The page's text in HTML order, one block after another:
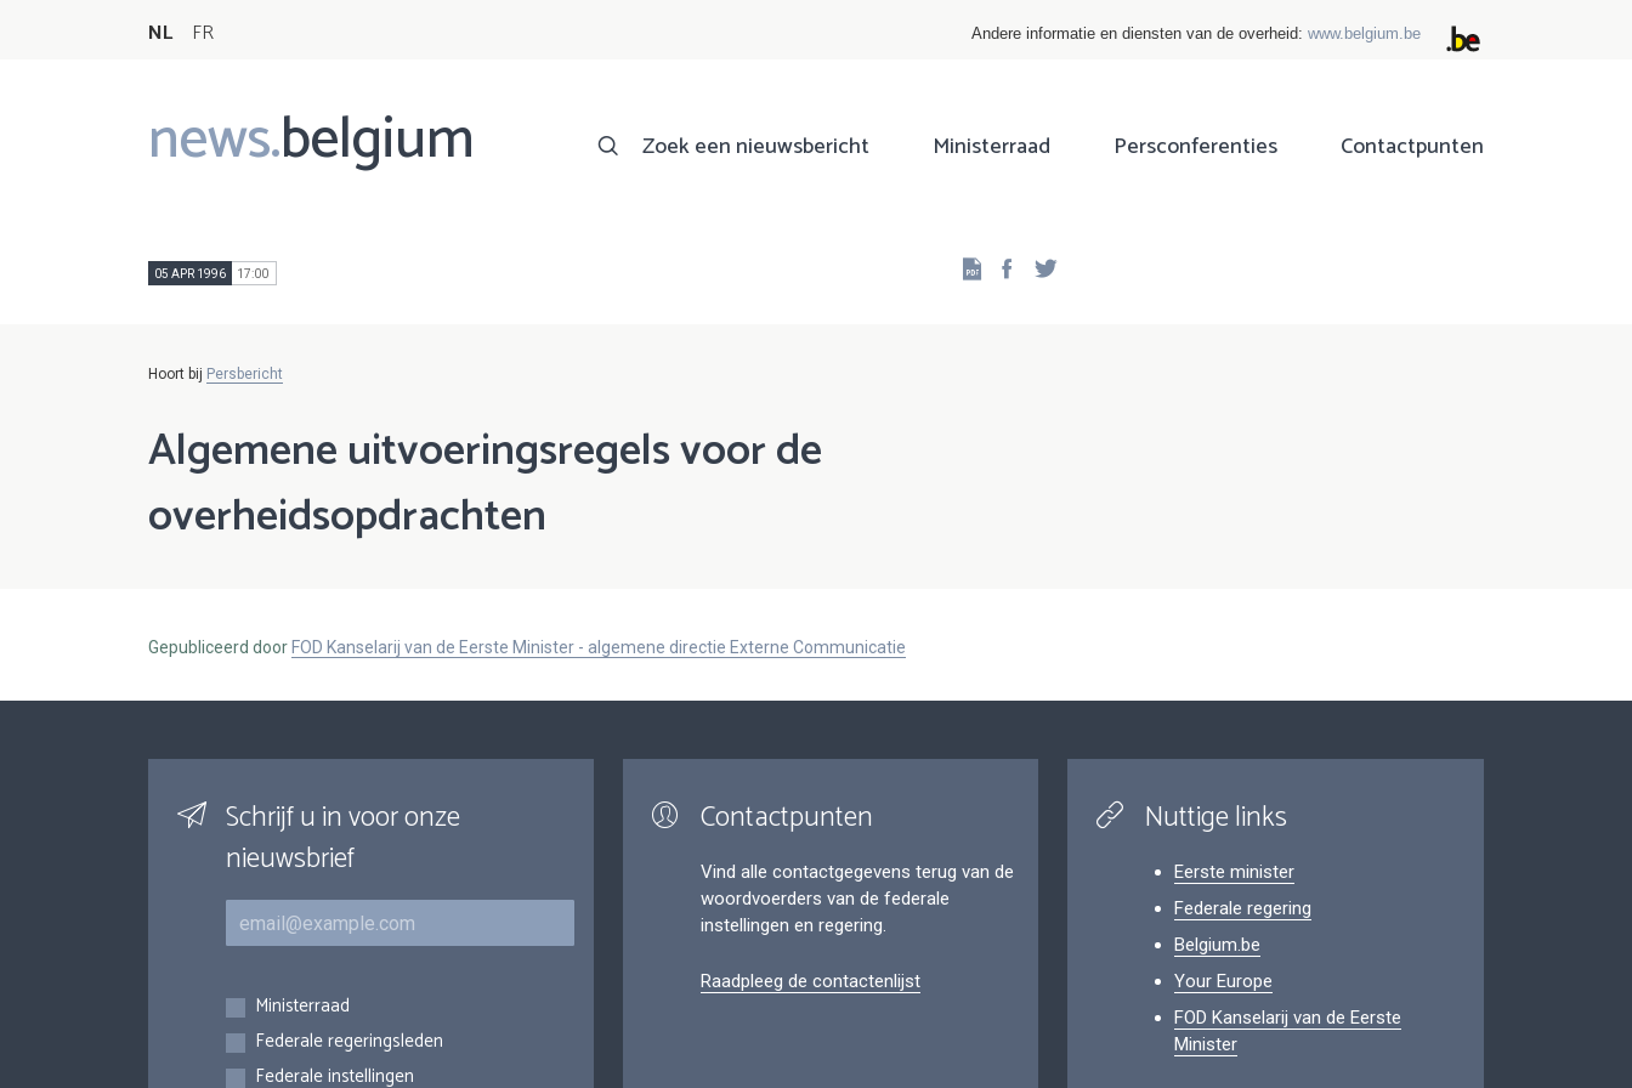
NL FR Andere informatie en diensten van de overheid: www.belgium.be
news.belgium
Main
navigation
Zoek een nieuwsbericht Ministerraad Persconferenties Contactpunten
05 APR 1996 17:00 Facebook
Hoort bij Persbericht
Algemene uitvoeringsregels voor de
overheidsopdrachten
Gepubliceerd door FOD Kanselarij van de Eerste Minister - algemene directie Externe Communicatie
Schrijf u in voor onze
nieuwsbrief
E-mail
Inschrijvingen
Ministerraad
Federale regeringsleden
Federale instellingen
Contactpunten
Vind alle contactgegevens terug van de
woordvoerders van de federale
instellingen en regering.
Raadpleeg de contactenlijst
Nuttige links
Eerste minister
Federale regering
Belgium.be
Your Europe
FOD Kanselarij van de Eerste
Minister